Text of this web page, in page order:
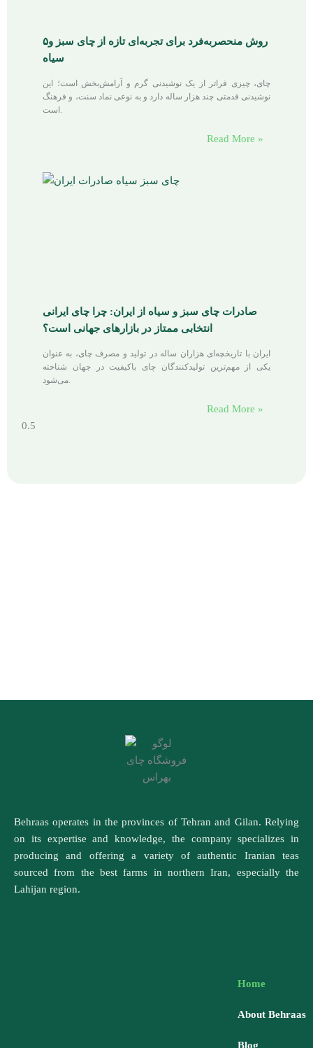
۵روش منحصربه‌فرد برای تجربه‌ای تازه از چای سبز و
سیاه
چای، چیزی فراتر از یک نوشیدنی گرم و آرامش‌بخش است؛ این
نوشیدنی قدمتی چند هزار ساله دارد و به نوعی نماد سنت، و فرهنگ
است.
Read More »
صادرات چای سبز و سیاه از ایران: چرا چای ایرانی
انتخابی ممتاز در بازارهای جهانی است؟
ایران با تاریخچه‌ای هزاران ساله در تولید و مصرف چای، به عنوان
یکی از مهم‌ترین تولیدکنندگان چای باکیفیت در جهان شناخته
می‌شود.
Read More »
Behraas operates in the provinces of Tehran and Gilan. Relying
on its expertise and knowledge, the company specializes in
producing and offering a variety of authentic Iranian teas
sourced from the best farms in northern Iran, especially the
Lahijan region.
Home
About Behraas
Blog